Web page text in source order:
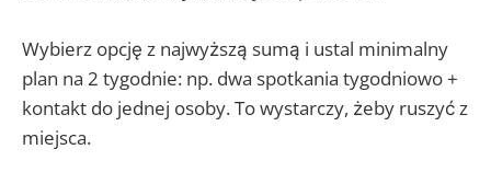
Wybierz opcję z najwyższą sumą i ustal minimalny
plan na 2 tygodnie: np. dwa spotkania tygodniowo +
kontakt do jednej osoby. To wystarczy, żeby ruszyć z
miejsca.